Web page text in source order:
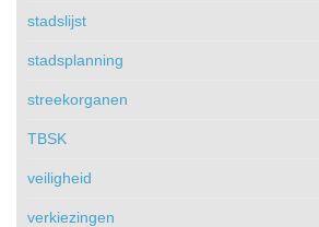
stadslijst
stadsplanning
streekorganen
TBSK
veiligheid
verkiezingen